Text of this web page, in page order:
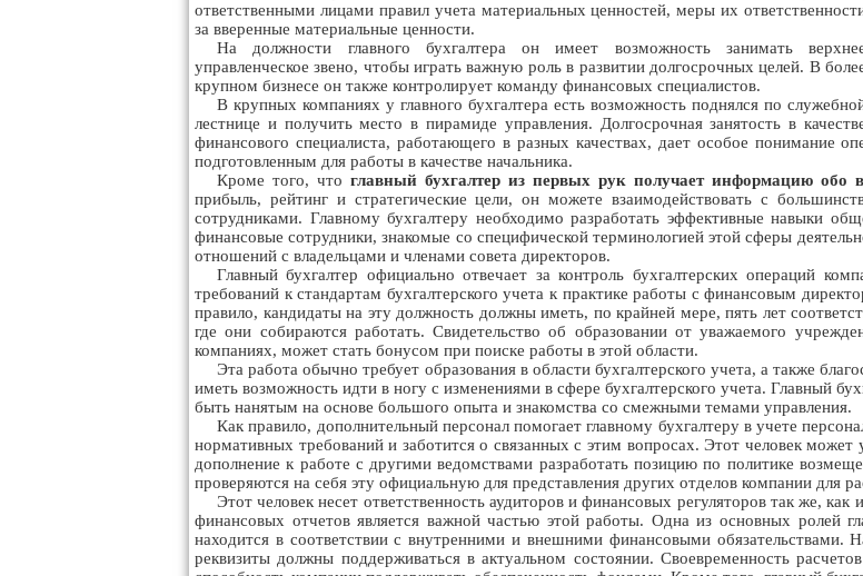
ответственными лицами правил учета материальных ценностей, меры их
за вверенные материальные ценности.
На должности главного бухгалтера он имеет возможность занимать
управленческое звено, чтобы играть важную роль в развитии долгосрочных целей. В
крупном бизнесе он также контролирует команду финансовых специалистов.
В крупных компаниях у главного бухгалтера есть возможность поднялся по
лестнице и получить место в пирамиде управления. Долгосрочная занятость в
финансового специалиста, работающего в разных качествах, дает особое понимание
подготовленным для работы в качестве начальника.
Кроме того, что главный бухгалтер из первых рук получает информацию обо
прибыль, рейтинг и стратегические цели, он можете взаимодействовать с
сотрудниками. Главному бухгалтеру необходимо разработать эффективные навыки
финансовые сотрудники, знакомые со специфической терминологией этой сферы
отношений с владельцами и членами совета директоров.
Главный бухгалтер официально отвечает за контроль бухгалтерских операций
требований к стандартам бухгалтерского учета к практике работы с финансовым
правило, кандидаты на эту должность должны иметь, по крайней мере, пять лет
где они собираются работать. Свидетельство об образовании от уважаемого
компаниях, может стать бонусом при поиске работы в этой области.
Эта работа обычно требует образования в области бухгалтерского учета, а также
иметь возможность идти в ногу с изменениями в сфере бухгалтерского учета. Главный
быть нанятым на основе большого опыта и знакомства со смежными темами управления.
Как правило, дополнительный персонал помогает главному бухгалтеру в учете
нормативных требований и заботится о связанных с этим вопросах. Этот человек
дополнение к работе с другими ведомствами разработать позицию по политике
проверяются на себя эту официальную для представления других отделов компании для
Этот человек несет ответственность аудиторов и финансовых регуляторов так же,
финансовых отчетов является важной частью этой работы. Одна из основных ролей
находится в соответствии с внутренними и внешними финансовыми обязательствами.
реквизиты должны поддерживаться в актуальном состоянии. Своевременность